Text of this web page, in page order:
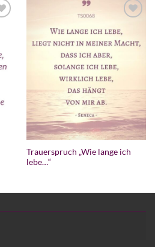
Trauerspruch „Wie lange ich
lebe…“